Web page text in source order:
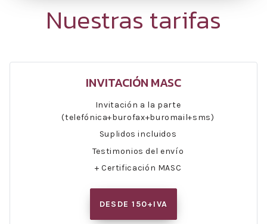
Nuestras tarifas
INVITACIÓN MASC
Invitación a la parte
(telefónica+burofax+buromail+sms)
Suplidos incluidos
Testimonios del envío
+ Certificación MASC
DESDE 150+IVA